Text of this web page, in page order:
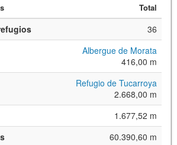
Total
36
Albergue de Morata
416,00 m
Refugio de Tucarroya
2.668,00 m
1.677,52 m
60.390,60 m